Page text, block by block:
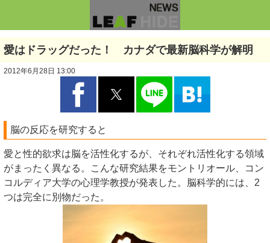
愛はドラッグだった！ カナダで最新脳科学が解明
2012年6月28日 13:00
脳の反応を研究すると
愛と性的欲求は脳を活性化するが、それぞれ活性化する領域
がまったく異なる。こんな研究結果をモントリオール、コン
コルディア大学の心理学教授が発表した。脳科学的には、2
つは完全に別物だった。